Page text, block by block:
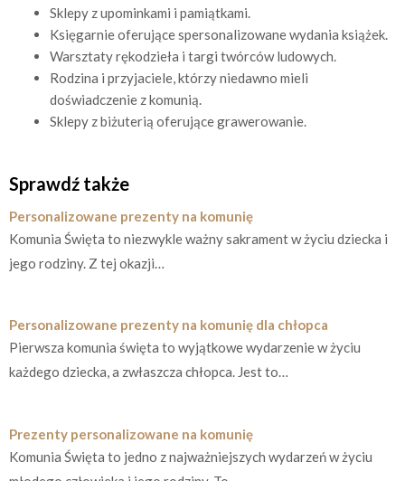
Sklepy z upominkami i pamiątkami.
Księgarnie oferujące spersonalizowane wydania książek.
Warsztaty rękodzieła i targi twórców ludowych.
Rodzina i przyjaciele, którzy niedawno mieli
doświadczenie z komunią.
Sklepy z biżuterią oferujące grawerowanie.
Sprawdź także
Personalizowane prezenty na komunię
Komunia Święta to niezwykle ważny sakrament w życiu dziecka i
jego rodziny. Z tej okazji…
Personalizowane prezenty na komunię dla chłopca
Pierwsza komunia święta to wyjątkowe wydarzenie w życiu
każdego dziecka, a zwłaszcza chłopca. Jest to…
Prezenty personalizowane na komunię
Komunia Święta to jedno z najważniejszych wydarzeń w życiu